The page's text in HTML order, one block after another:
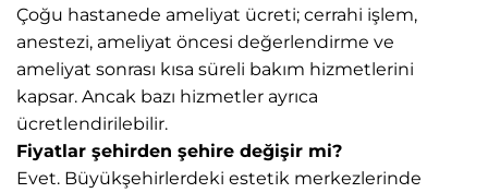
Çoğu hastanede ameliyat ücreti; cerrahi işlem,
anestezi, ameliyat öncesi değerlendirme ve
ameliyat sonrası kısa süreli bakım hizmetlerini
kapsar. Ancak bazı hizmetler ayrıca
ücretlendirilebilir.
Fiyatlar şehirden şehire değişir mi?
Evet. Büyükşehirlerdeki estetik merkezlerinde